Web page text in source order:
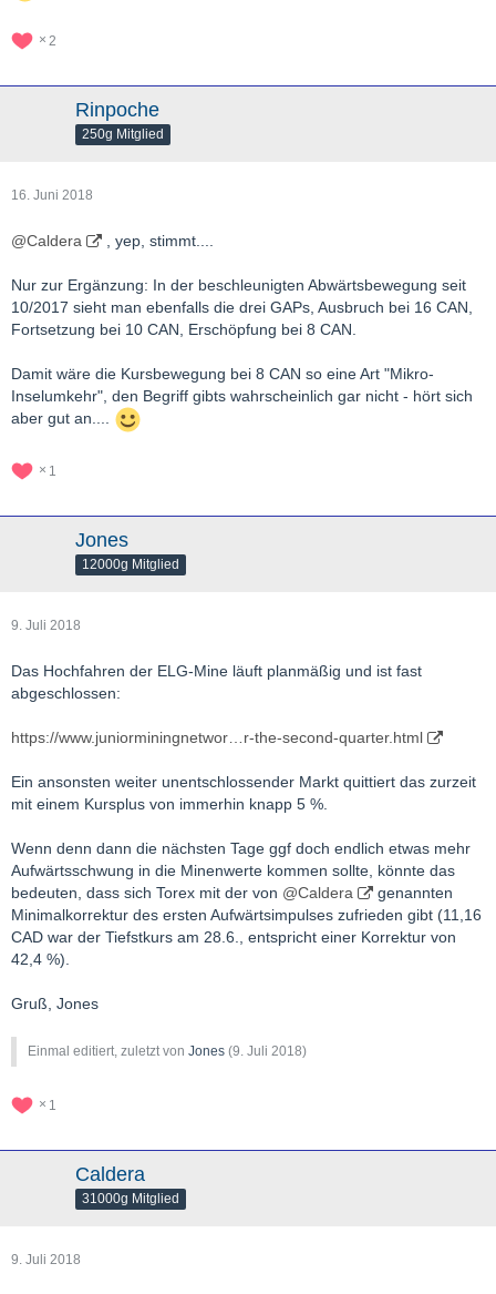
2
Rinpoche
250g Mitglied
16. Juni 2018
@Caldera , yep, stimmt....
Nur zur Ergänzung: In der beschleunigten Abwärtsbewegung seit
10/2017 sieht man ebenfalls die drei GAPs, Ausbruch bei 16 CAN,
Fortsetzung bei 10 CAN, Erschöpfung bei 8 CAN.
Damit wäre die Kursbewegung bei 8 CAN so eine Art "Mikro-
Inselumkehr", den Begriff gibts wahrscheinlich gar nicht - hört sich
aber gut an....
1
Jones
12000g Mitglied
9. Juli 2018
Das Hochfahren der ELG-Mine läuft planmäßig und ist fast
abgeschlossen:
https://www.juniorminingnetwor…r-the-second-quarter.html
Ein ansonsten weiter unentschlossender Markt quittiert das zurzeit
mit einem Kursplus von immerhin knapp 5 %.
Wenn denn dann die nächsten Tage ggf doch endlich etwas mehr
Aufwärtsschwung in die Minenwerte kommen sollte, könnte das
bedeuten, dass sich Torex mit der von @Caldera
genannten
Minimalkorrektur des ersten Aufwärtsimpulses zufrieden gibt (11,16
CAD war der Tiefstkurs am 28.6., entspricht einer Korrektur von
42,4 %).
Gruß, Jones
Einmal editiert, zuletzt von Jones (9. Juli 2018)
1
Caldera
31000g Mitglied
9. Juli 2018